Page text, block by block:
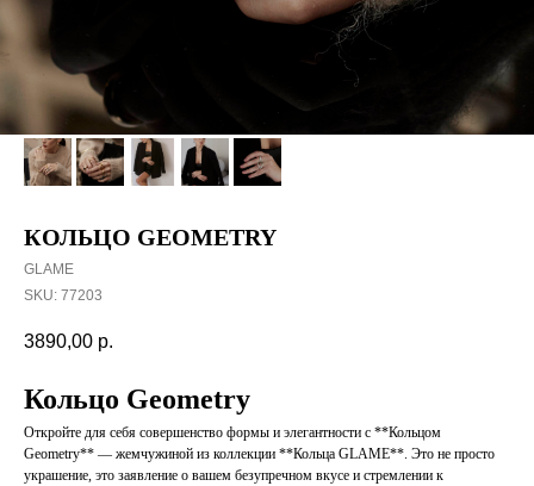
КОЛЬЦО GEOMETRY
GLAME
SKU: 77203
3890,00 р.
Кольцо Geometry
Откройте для себя совершенство формы и элегантности с **Кольцом
Geometry** — жемчужиной из коллекции **Кольца GLAME**. Это не просто
украшение, это заявление о вашем безупречном вкусе и стремлении к